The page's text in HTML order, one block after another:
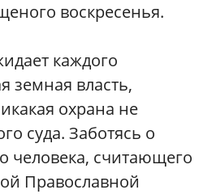
воскресенья.
каждого
земная власть,
охрана не
суда. Заботясь о
человека, считающего
Православной